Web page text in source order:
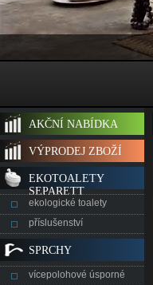
AKČNÍ NABÍDKA
VÝPRODEJ ZBOŽÍ
EKOTOALETY
SEPARETT
ekologické toalety
příslušenství
SPRCHY
vícepolohové úsporné